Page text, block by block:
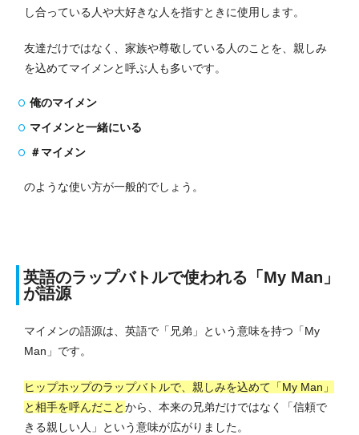
し合っている人や大好きな人を指すときに使用します。
友達だけではなく、家族や尊敬している人のことを、親しみ
を込めてマイメンと呼ぶ人も多いです。
俺のマイメン
マイメンと一緒にいる
＃マイメン
のような使い方が一般的でしょう。
英語のラップバトルで使われる「My Man」
が語源
マイメンの語源は、英語で「兄弟」という意味を持つ「My
Man」です。
ヒップホップのラップバトルで、親しみを込めて「My Man」
と相手を呼んだことから、本来の兄弟だけではなく「信頼で
きる親しい人」という意味が広がりました。